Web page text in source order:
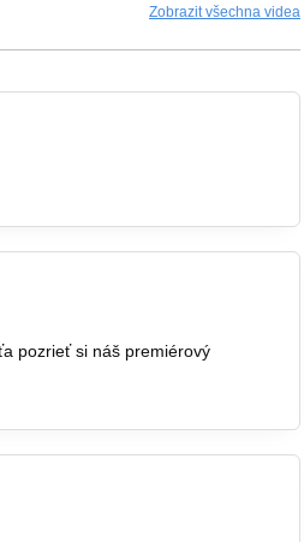
Zobrazit všechna videa
pozrieť si náš premiérový